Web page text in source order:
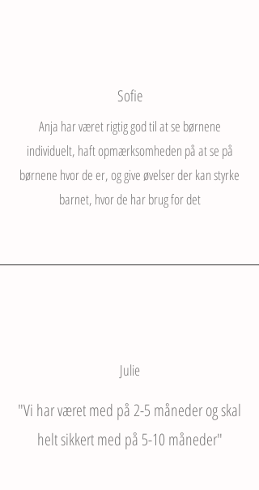
Sofie
Anja har været rigtig god til at se børnene
individuelt, haft opmærksomheden på at se på
børnene hvor de er, og give øvelser der kan styrke
barnet, hvor de har brug for det
Julie
"Vi har været med på 2-5 måneder og skal
helt sikkert med på 5-10 måneder"